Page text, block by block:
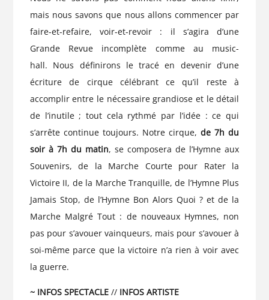
mais nous savons que nous allons commencer par
faire-et-refaire, voir-et-revoir : il s’agira d’une
Grande Revue incomplète comme au music-
hall. Nous définirons le tracé en devenir d’une
écriture de cirque célébrant ce qu’il reste à
accomplir entre le nécessaire grandiose et le détail
de l’inutile ; tout cela rythmé par l’idée : ce qui
s’arrête continue toujours. Notre cirque,de 7h du
soir à 7h du matin, se composera de l’Hymne aux
Souvenirs, de la Marche Courte pour Rater la
Victoire II, de la Marche Tranquille, de l’Hymne Plus
Jamais Stop, de l’Hymne Bon Alors Quoi ? et de la
Marche Malgré Tout : de nouveaux Hymnes, non
pas pour s’avouer vainqueurs, mais pour s’avouer à
soi-même parce que la victoire n’a rien à voir avec
la guerre.
~ INFOS SPECTACLE// INFOS ARTISTE